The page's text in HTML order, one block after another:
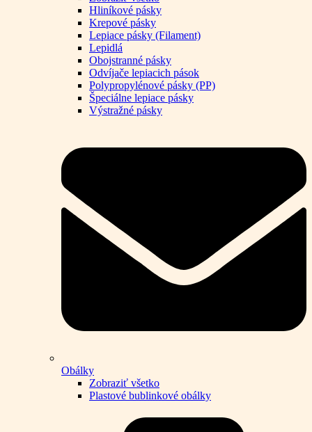
Hliníkové pásky
Krepové pásky
Lepiace pásky (Filament)
Lepidlá
Obojstranné pásky
Odvíjače lepiacich pások
Polypropylénové pásky (PP)
Špeciálne lepiace pásky
Výstražné pásky
Obálky
Zobraziť všetko
Plastové bublinkové obálky